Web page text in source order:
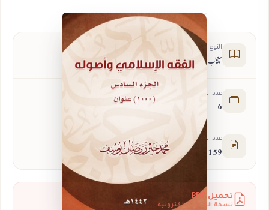
النوع
كتاب
عدد الأجزاء
6
عدد الصفحات
159
تحميل PDF
نسخة الكتاب الإلكترونية